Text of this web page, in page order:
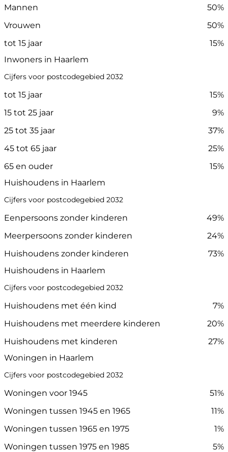
Mannen
50%
Vrouwen
50%
tot 15 jaar
15%
Inwoners in Haarlem
Cijfers voor postcodegebied 2032
tot 15 jaar
15%
15 tot 25 jaar
9%
25 tot 35 jaar
37%
45 tot 65 jaar
25%
65 en ouder
15%
Huishoudens in Haarlem
Cijfers voor postcodegebied 2032
Eenpersoons zonder kinderen
49%
Meerpersoons zonder kinderen
24%
Huishoudens zonder kinderen
73%
Huishoudens in Haarlem
Cijfers voor postcodegebied 2032
Huishoudens met één kind
7%
Huishoudens met meerdere kinderen
20%
Huishoudens met kinderen
27%
Woningen in Haarlem
Cijfers voor postcodegebied 2032
Woningen voor 1945
51%
Woningen tussen 1945 en 1965
11%
Woningen tussen 1965 en 1975
1%
Woningen tussen 1975 en 1985
5%